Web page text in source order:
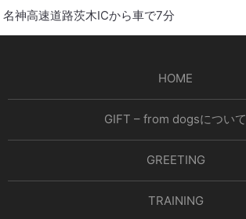
名神高速道路茨木ICから車で7分
HOME
GIFT – from dogsについて
GREETING
TRAINING